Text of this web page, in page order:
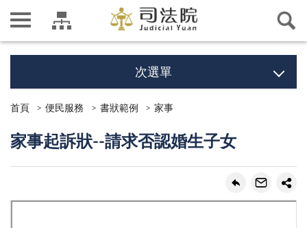
次選單
首頁 便民服務 書狀範例 家事
家事起訴狀--請求否認婚生子女